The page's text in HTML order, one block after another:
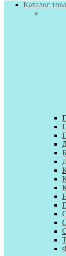
Каталог